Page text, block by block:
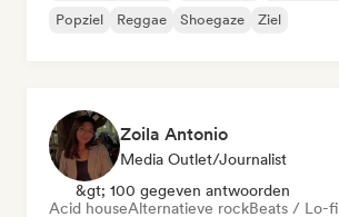
Popziel Reggae Shoegaze Ziel
Zoila Antonio
Media Outlet/Journalist
&gt; 100 gegeven antwoorden
Acid houseAlternatieve rockBeats / Lo-fi